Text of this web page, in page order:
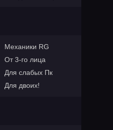
Механики RG
От 3-го лица
Для слабых Пк
Для двоих!